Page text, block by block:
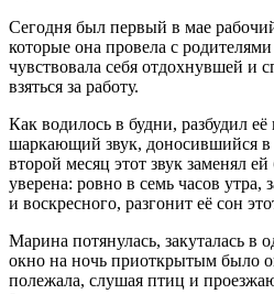
Сегодня был первый в мае
которые она провела с
чувствовала себя отдохнувшей и
взяться за работу.
Как водилось в будни, разбудил
шаркающий звук, доносившийся
второй месяц этот звук заменял
уверена: ровно в семь часов утра,
и воскресного, разгонит её сон
Марина потянулась, закуталась в
окно на ночь приоткрытым было
полежала, слушая птиц и